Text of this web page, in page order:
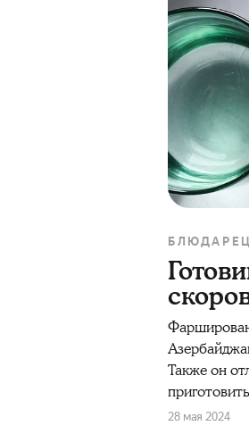
БЛЮДА
Также он
28 мая 2024